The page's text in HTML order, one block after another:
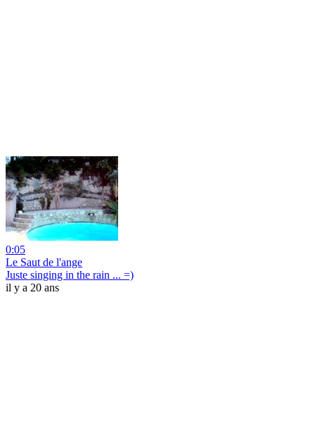
0:05
Le Saut de l'ange
Juste singing in the rain ... =)
il y a 20 ans